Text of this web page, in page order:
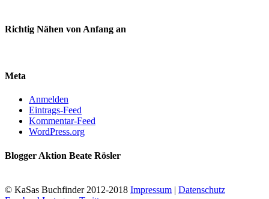
Richtig Nähen von Anfang an
Meta
Anmelden
Eintrags-Feed
Kommentar-Feed
WordPress.org
Blogger Aktion Beate Rösler
© KaSas Buchfinder 2012-2018 Impressum | Datenschutz